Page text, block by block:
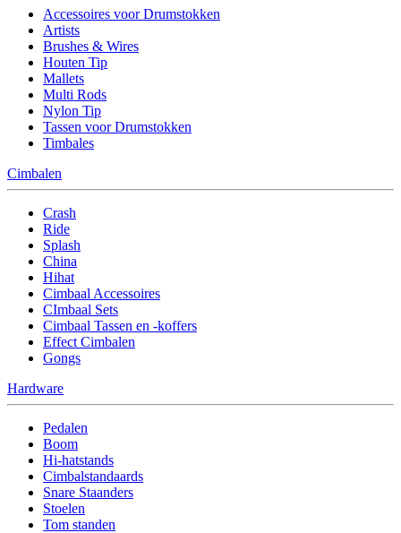
Accessoires voor Drumstokken
Artists
Brushes & Wires
Houten Tip
Mallets
Multi Rods
Nylon Tip
Tassen voor Drumstokken
Timbales
Cimbalen
Crash
Ride
Splash
China
Hihat
Cimbaal Accessoires
CImbaal Sets
Cimbaal Tassen en -koffers
Effect Cimbalen
Gongs
Hardware
Pedalen
Boom
Hi-hatstands
Cimbalstandaards
Snare Staanders
Stoelen
Tom standen